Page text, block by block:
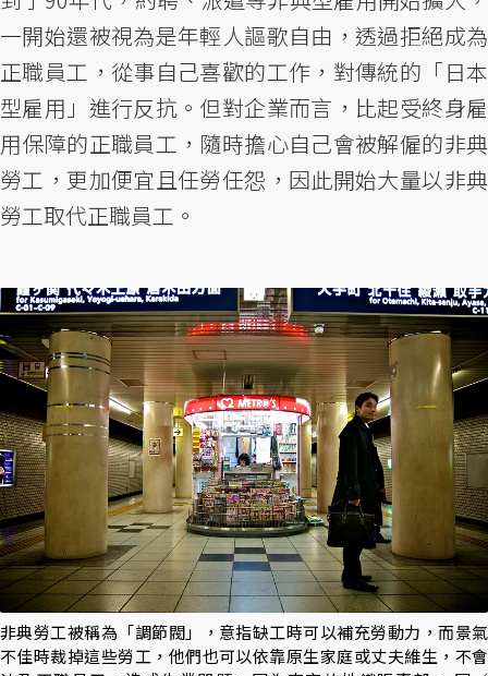
一開始還被視為是年輕人謳歌自由，透過拒絕成為
正職員工，從事自己喜歡的工作，對傳統的「日本
型雇用」進行反抗。但對企業而言，比起受終身雇
用保障的正職員工，隨時擔心自己會被解僱的非典
勞工，更加便宜且任勞任怨，因此開始大量以非典
勞工取代正職員工。
非典勞工被稱為「調節閥」，意指缺工時可以補充勞動力，而景氣
不佳時裁掉這些勞工，他們也可以依靠原生家庭或丈夫維生，不會